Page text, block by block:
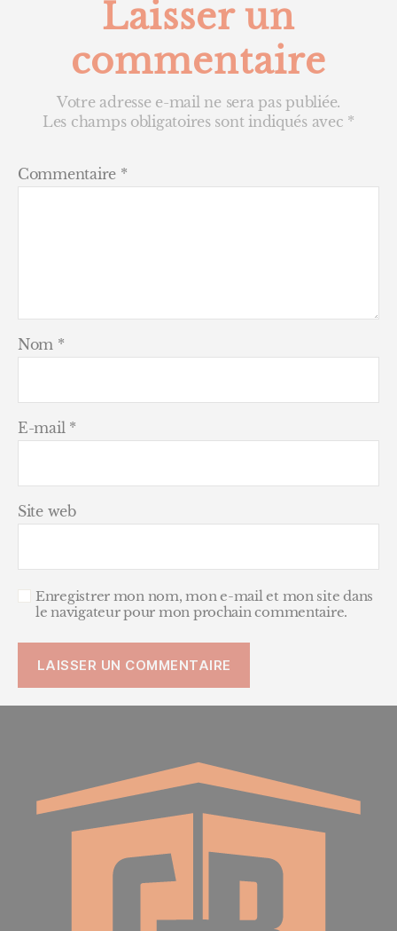
Laisser un
commentaire
Votre adresse e-mail ne sera pas publiée.
Les champs obligatoires sont indiqués avec *
Commentaire *
Nom *
E-mail *
Site web
Enregistrer mon nom, mon e-mail et mon site dans
le navigateur pour mon prochain commentaire.